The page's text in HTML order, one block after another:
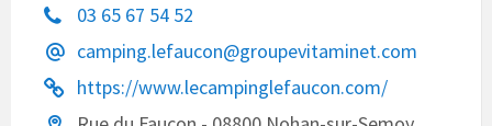
03 65 67 54 52
camping.lefaucon@groupevitaminet.com
https://www.lecampinglefaucon.com/